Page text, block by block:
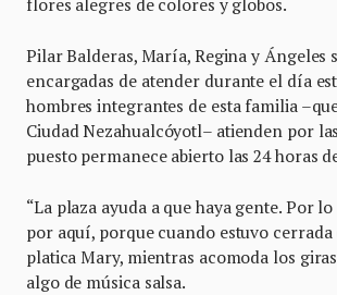
flores alegres de colores y globos.
Pilar Balderas, María, Regina y Ángeles
encargadas de atender durante el día
hombres integrantes de esta familia
Ciudad Nezahualcóyotl– atienden por
puesto permanece abierto las 24 horas
“La plaza ayuda a que haya gente. Por
por aquí, porque cuando estuvo cerrada
platica Mary, mientras acomoda los
algo de música salsa.